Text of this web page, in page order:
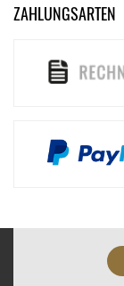
ZAHLUNGSARTEN